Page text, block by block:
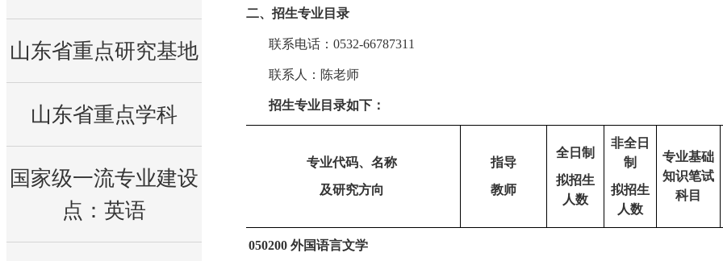
山东省重点研究基地
山东省重点学科
国家级一流专业建设
点：英语
二、 招生专业目录
联系电话： 0532-66787311
联系人：陈老师
招生专业目录如下：
专业代码、名称
及研究方向
指导
教师
全日制
拟招生
人数
非全日
制
拟招生
人数
专业基础
知识笔试
科目
050200 外国语言文学